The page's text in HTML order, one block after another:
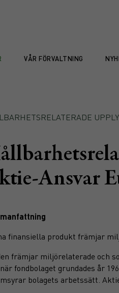
VÅR FÖRVALTNING
Ansvar
finansiella produkt främjar
främjar miljörelaterade och
fondbolaget grundades år
bolagets arbetssätt.